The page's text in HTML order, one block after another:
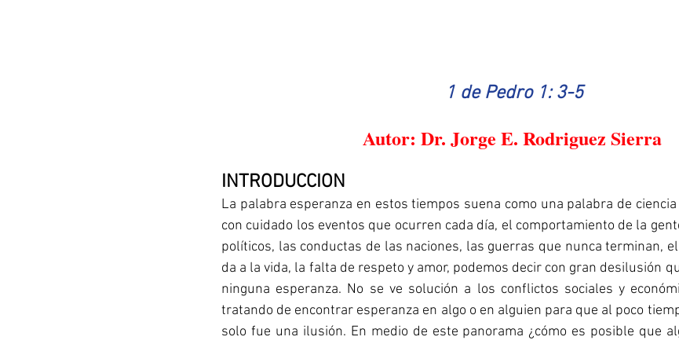
1 de Pedro 1: 3-5
Autor: Dr. Jorge E. Rodriguez Sierra
INTRODUCCION
La palabra esperanza en estos tiempos suena como una palabra de
con cuidado los eventos que ocurren cada día, el comportamiento de la
políticos, las conductas de las naciones, las guerras que nunca terminan,
da a la vida, la falta de respeto y amor, podemos decir con gran desilusión
ninguna esperanza. No se ve solución a los conflictos sociales y
tratando de encontrar esperanza en algo o en alguien para que al poco
solo fue una ilusión. En medio de este panorama ¿cómo es posible que